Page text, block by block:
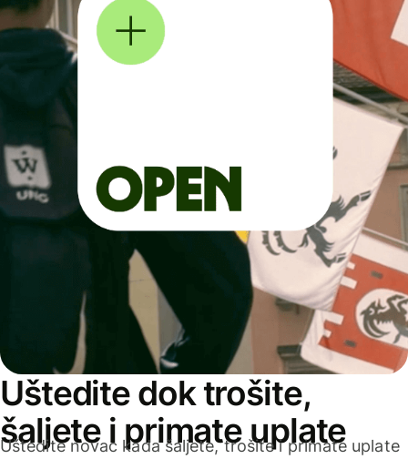
Uštedite dok trošite,
šaljete i primate uplate
Uštedite novac kada šaljete, trošite i primate uplate